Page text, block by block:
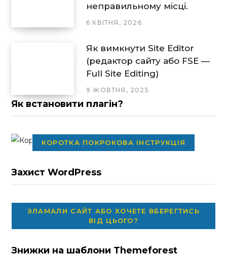
неправильному місці.
6 КВІТНЯ, 2026
Як вимкнути Site Editor
(редактор сайту або FSE —
Full Site Editing)
9 ЖОВТНЯ, 2025
Як встановити плагін?
КОРОТКА ПОКРОКОВА ІНСТРУКЦІЯ
Захист WordPress
ЗЛАМАЛИ САЙТ АБО ХОЧЕТЕ ВБЕРЕГТИСЬ
ВІД ЦЬОГО?
Знижки на шаблони Themeforest